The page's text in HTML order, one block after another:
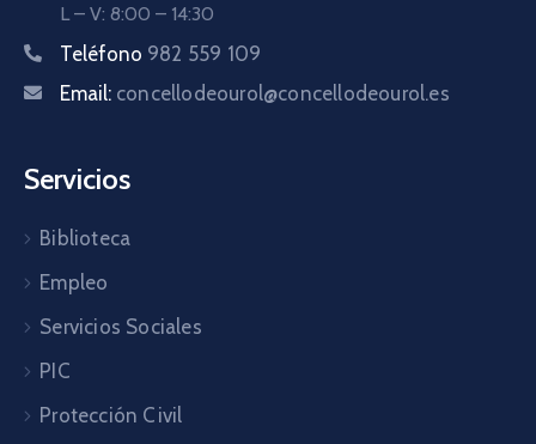
L – V: 8:00 – 14:30
Teléfono 982 559 109
Email: concellodeourol@concellodeourol.es
Servicios
Biblioteca
Empleo
Servicios Sociales
PIC
Protección Civil